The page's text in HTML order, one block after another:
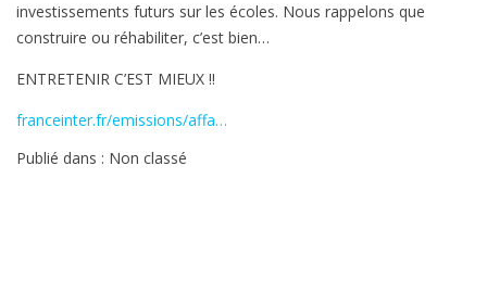
sorti
cette…
investissements futurs sur les écoles. Nous rappelons que
construire ou réhabiliter, c’est bien…
ENTRETENIR C’EST MIEUX !!
franceinter.fr/emissions/affa…
Publié dans : Non classé